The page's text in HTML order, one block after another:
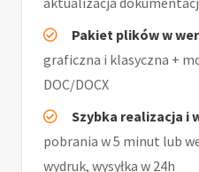
Pakiet plików w
graficzna i klasyczna +
DOC/DOCX
Szybka realizacja i
pobrania w 5 minut lub
wydruk, wysyłka w 24h